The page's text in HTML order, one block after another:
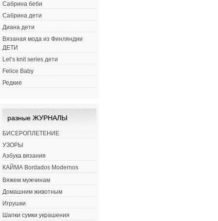
Сабрина беби
Сабрина дети
Диана дети
Вязаная мода из Финляндии
ДЕТИ
Let’s knit series дети
Felice Baby
Редкие
разные ЖУРНАЛЫ
БИСЕРОПЛЕТЕНИЕ
УЗОРЫ
Азбука вязания
КАЙМА Bordados Modernos
Вяжем мужчинам
Домашним животным
Игрушки
Шапки сумки украшения